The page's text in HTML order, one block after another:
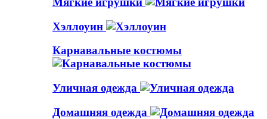
Хэллоуин
Карнавальные костюмы
Уличная одежда
Домашняя одежда